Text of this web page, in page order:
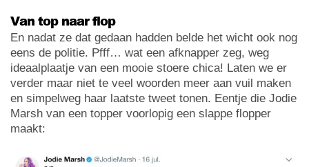
Van top naar flop
En nadat ze dat gedaan hadden belde het wicht ook nog
eens de politie. Pfff… wat een afknapper zeg, weg
ideaalplaatje van een mooie stoere chica! Laten we er
verder maar niet te veel woorden meer aan vuil maken
en simpelweg haar laatste tweet tonen. Eentje die Jodie
Marsh van een topper voorlopig een slappe flopper
maakt: